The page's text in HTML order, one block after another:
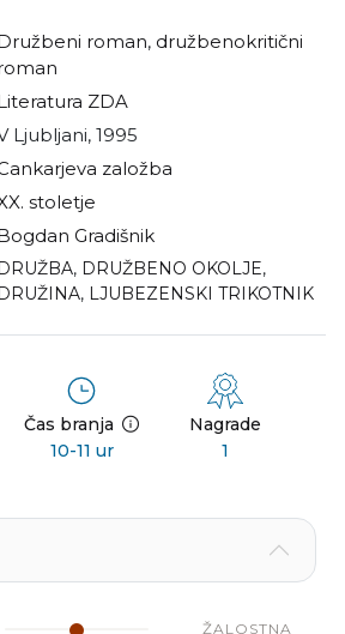
družbeni roman, družbenokritični
literatura ZDA
V Ljubljani, 1995
založba
XX. stoletje
Bogdan Gradišnik
DRUŽBA, DRUŽBENO OKOLJE,
DRUŽINA, LJUBEZENSKI TRIKOTNIK
Čas branja
10-11 ur
Nagrade
1
ŽALOSTNA